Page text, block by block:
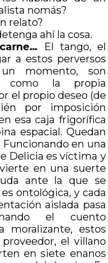
nomás?
relato?
ahí la cosa.
El tango, el
a estos perversos
momento, son
como la propia
el propio deseo (de
por imposición
esa caja frigorífica
espacial. Quedan
Funcionando en una
Delicia es víctima y
en una suerte
ante la que se
ontológica, y cada
aislada pasa
el cuento
moralizante, estos
el villano
en siete enanos